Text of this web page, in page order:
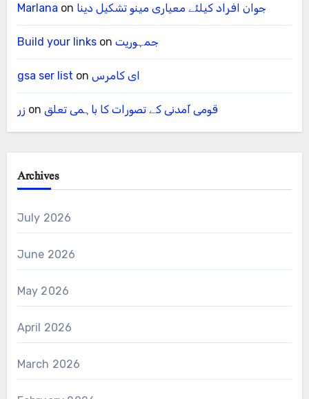
Marlana on جوان افراد کیلئے معیاری مینو تشکیل دینا
Build your linkson جمہوریت
gsa ser list on ای کامرس
زر on قومی آمدنی کے تصورات کا باہمی تعلق
Archives
July 2026
June 2026
May 2026
April 2026
March 2026